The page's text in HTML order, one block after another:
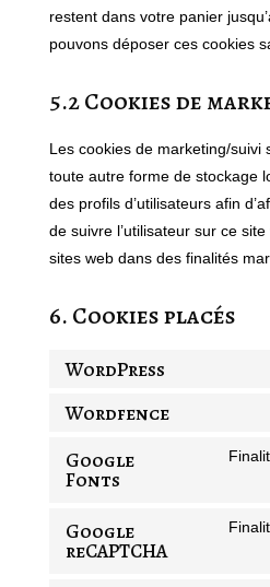
restent dans votre panier
pouvons déposer ces cookies
5.2 Cookies de
Les cookies de marketing/suivi
toute autre forme de stockage
des profils d’utilisateurs afin
de suivre l’utilisateur sur ce
sites web dans des finalités
6. Cookies placés
WordPress
Wordfence
Google
Fonts
Google
reCAPTCHA